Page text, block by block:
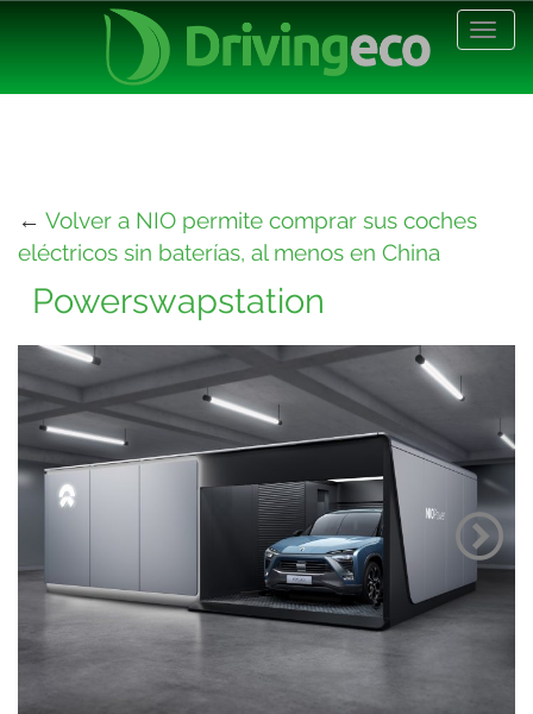
← Volver a NIO permite comprar sus coches
eléctricos sin baterías, al menos en China
Powerswapstation